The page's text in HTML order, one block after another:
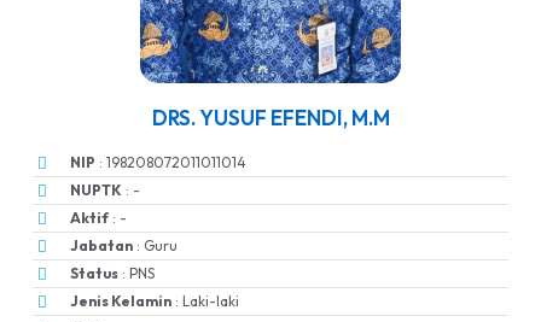
DRS. YUSUF EFENDI, M.M
NIP : 198208072011011014
NUPTK : -
Aktif : -
Jabatan : Guru
Status : PNS
Jenis Kelamin : Laki-laki